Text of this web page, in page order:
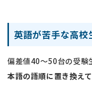
英語が苦手な高
偏差値40〜50台の受験
本語の語順に置き換え